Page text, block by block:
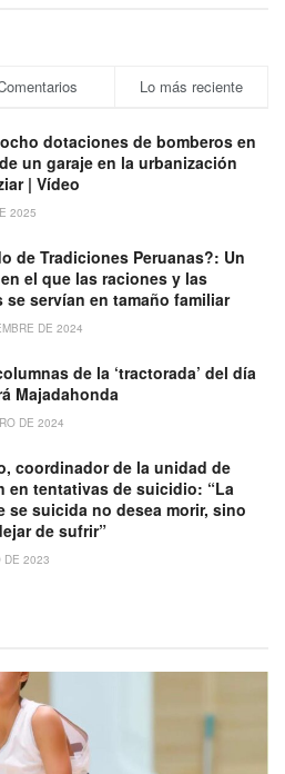
Lo más reciente
dotaciones de bomberos en
un garaje en la urbanización
| Vídeo
2025
de Tradiciones Peruanas?: Un
el que las raciones y las
servían en tamaño familiar
DE 2024
de la ‘tractorada’ del día
Majadahonda
DE 2024
coordinador de la unidad de
en tentativas de suicidio: “La
se suicida no desea morir, sino
de sufrir”
DE 2023